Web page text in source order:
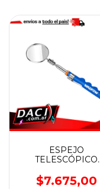
ESPEJO
TELESCÓPICO
$7.675,00